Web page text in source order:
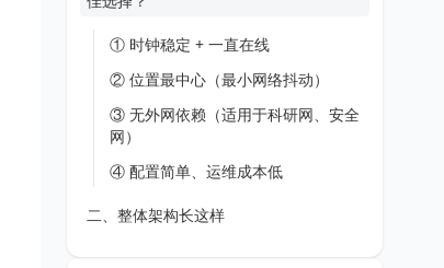
① 时钟稳定 + 一直在线
② 位置最中心（最小网络抖动）
③ 无外网依赖（适用于科研网、安全
网）
④ 配置简单、运维成本低
二、整体架构长这样